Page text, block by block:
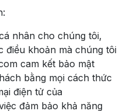
nhân cho chúng tôi,
điều khoản mà chúng tôi
cam kết bảo mật
bằng mọi cách thức
điện tử của
đảm bảo khả năng